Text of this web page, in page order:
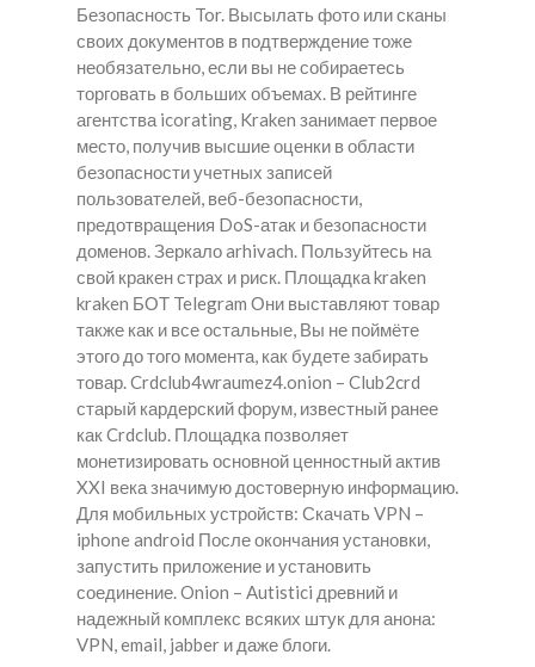
Безопасность Tor. Высылать фото или сканы
своих документов в подтверждение тоже
необязательно, если вы не собираетесь
торговать в больших объемах. В рейтинге
агентства icorating, Kraken занимает первое
место, получив высшие оценки в области
безопасности учетных записей
пользователей, веб-безопасности,
предотвращения DoS-атак и безопасности
доменов. Зеркало arhivach. Пользуйтесь на
свой кракен страх и риск. Площадка kraken
kraken БОТ Telegram Они выставляют товар
также как и все остальные, Вы не поймёте
этого до того момента, как будете забирать
товар. Crdclub4wraumez4.onion – Club2crd
старый кардерский форум, известный ранее
как Crdclub. Площадка позволяет
монетизировать основной ценностный актив
XXI века значимую достоверную информацию.
Для мобильных устройств: Скачать VPN –
iphone android После окончания установки,
запустить приложение и установить
соединение. Onion – Autistici древний и
надежный комплекс всяких штук для анона:
VPN, email, jabber и даже блоги.